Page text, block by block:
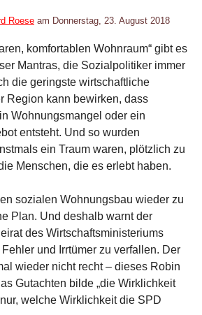
Roese am Donnerstag, 23. August 2018
komfortablen Wohnraum“ gibt es
Mantras, die Sozialpolitiker immer
die geringste wirtschaftliche
Region kann bewirken, dass
Wohnungsmangel oder ein
entsteht. Und so wurden
ein Traum waren, plötzlich zu
Menschen, die es erlebt haben.
sozialen Wohnungsbau wieder zu
Plan. Und deshalb warnt der
des Wirtschaftsministeriums
und Irrtümer zu verfallen. Der
wieder nicht recht – dieses Robin
Gutachten bilde „die Wirklichkeit
welche Wirklichkeit die SPD